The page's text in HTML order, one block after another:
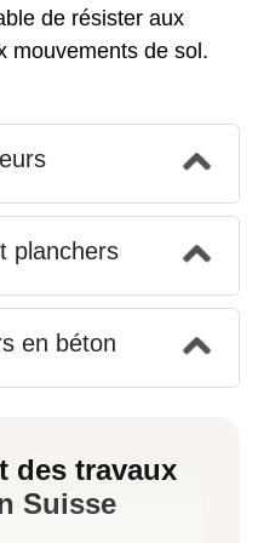
de résister aux
mouvements de sol.
planchers
en béton
des travaux
Suisse